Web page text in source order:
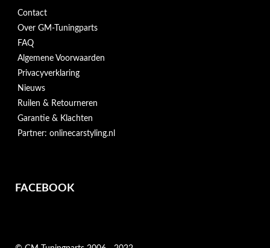
Contact
Over GM-Tuningparts
FAQ
Algemene Voorwaarden
Privacyverklaring
Nieuws
Ruilen & Retourneren
Garantie & Klachten
Partner: onlinecarstyling.nl
FACEBOOK